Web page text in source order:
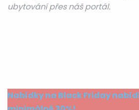
ubytování přes náš portál.
Nabídky na Black Friday